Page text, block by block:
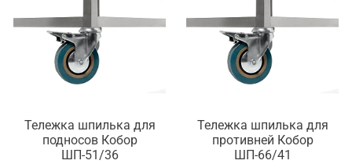
Тележка шпилька для
подносов Кобор
ШП-51/36
Тележка шпилька для
противней Кобор
ШП-66/41